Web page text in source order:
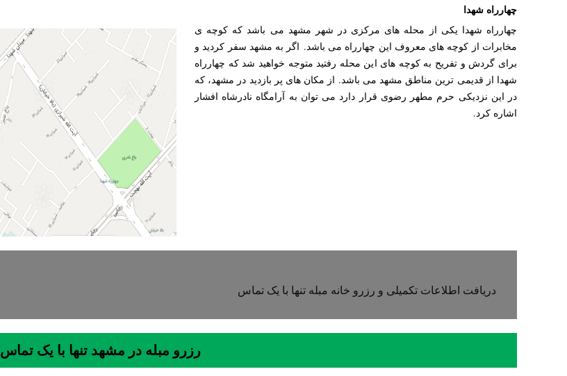
چهارراه شهدا
چهارراه شهدا یکی از محله های مرکزی در شهر مشهد می باشد که کوچه ی
مخابرات از کوچه های معروف این چهارراه می باشد. اگر به مشهد سفر کردید و
برای گردش و تفریح به کوچه های این محله رفتید متوجه خواهید شد که چهارراه
شهدا از قدیمی ترین مناطق مشهد می باشد. از مکان های پر بازدید در مشهد، که
در این نزدیکی حرم مطهر رضوی قرار دارد می توان به آرامگاه نادرشاه افشار
اشاره کرد.
دریافت اطلاعات تکمیلی و رزرو خانه مبله تنها با یک تماس
رزرو مبله در مشهد تنها با یک تماس